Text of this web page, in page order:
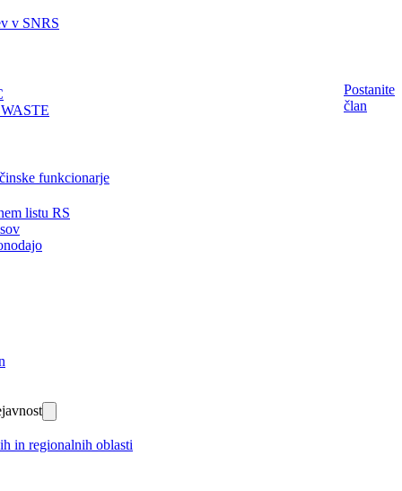
v SNRS
funkcionarje
listu RS
in regionalnih oblasti
Postanite
član